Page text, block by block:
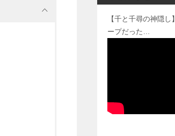
【千と千尋の神隠し】
ープだった…